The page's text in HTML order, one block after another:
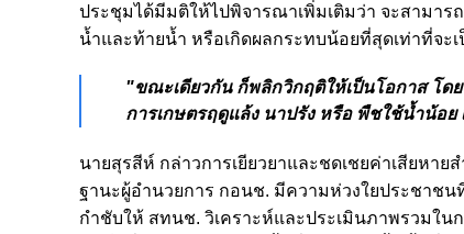
ประชุมได้มีมติให้ไปพิจารณาเพิ่มเติมว่า จะสามา
น้ำและท้ายน้ำ หรือเกิดผลกระทบน้อยที่สุดเท่าที่จะเ
"ขณะเดียวกัน ก็พลิกวิกฤติให้เป็นโอกาส โด
การเกษตรฤดูแล้ง นาปรัง หรือ พืชใช้น้ำน้อ
นายสุรสีห์ กล่าวการเยียวยาและชดเชยค่าเสียหา
ฐานะผู้อำนวยการ กอนช. มีความห่วงใยประชาช
กำชับให้ สทนช. วิเคราะห์และประเมินภาพรวมใน